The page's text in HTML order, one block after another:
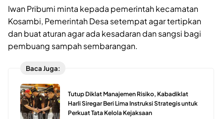
Iwan Pribumi minta kepada pemerintah kecamatan
Kosambi, Pemerintah Desa setempat agar tertipkan
dan buat aturan agar ada kesadaran dan sangsi bagi
pembuang sampah sembarangan.
Baca Juga:
Tutup Diklat Manajemen Risiko, Kabadiklat
Harli Siregar Beri Lima Instruksi Strategis untuk
Perkuat Tata Kelola Kejaksaan